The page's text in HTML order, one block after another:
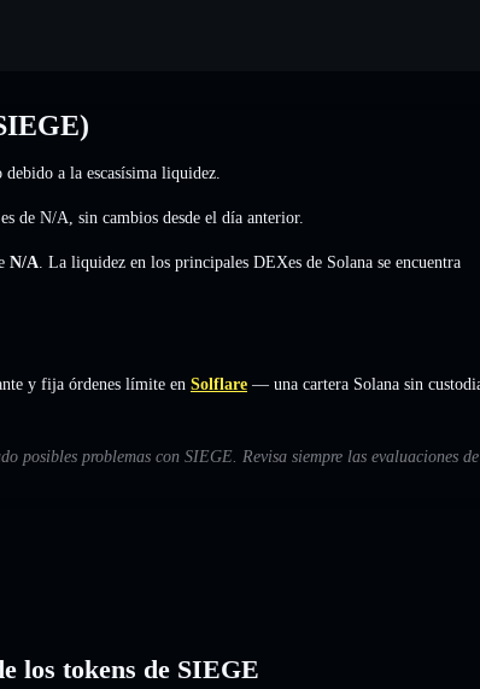
a la escasísima liquidez.
de N/A sin cambios desde el día anterior.
N/A . La liquidez en los principales DEXes de Solana se encuentra
y fija órdenes límite en Solflare — una cartera Solana sin
posibles problemas con SIEGE. Revisa siempre las evaluaciones
los tokens de SIEGE